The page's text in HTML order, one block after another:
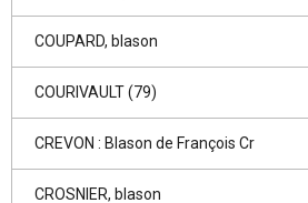
COUPARD, blason
COURIVAULT (79)
CREVON : Blason de François Cr
CROSNIER, blason